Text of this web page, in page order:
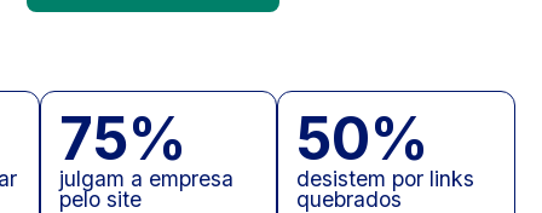
75%
julgam a empresa
pelo site
50%
desistem por links
quebrados